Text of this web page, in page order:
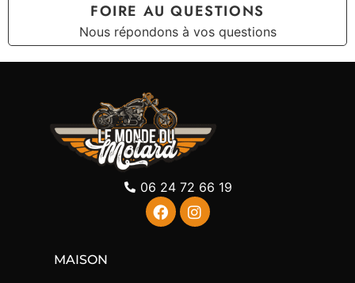
FOIRE AU QUESTIONS
Nous répondons à vos questions
06 24 72 66 19
MAISON